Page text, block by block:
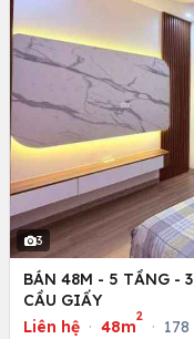
3
BÁN 48M - 5 TẦNG -
CẦU GIẤY
Liên hệ · 48m
2
·